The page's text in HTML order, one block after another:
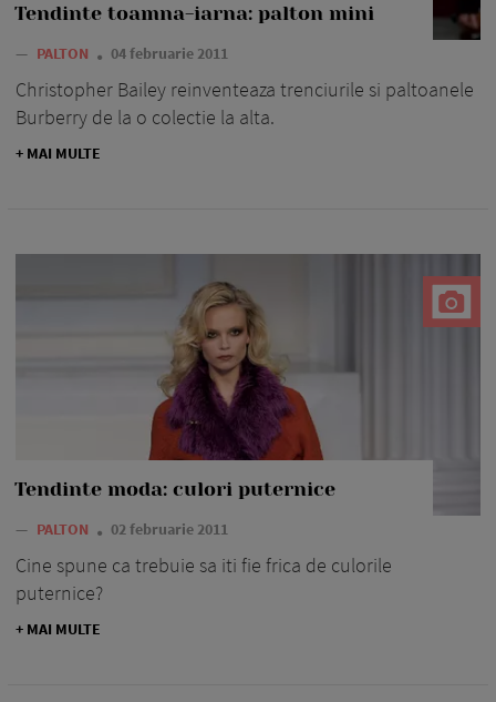
Tendinte toamna-iarna: palton mini
— PALTON 04 februarie 2011
Christopher Bailey reinventeaza trenciurile si paltoanele
Burberry de la o colectie la alta.
+ MAI MULTE
Tendinte moda: culori puternice
— PALTON 02 februarie 2011
Cine spune ca trebuie sa iti fie frica de culorile
puternice?
+ MAI MULTE